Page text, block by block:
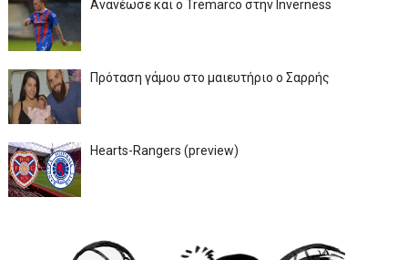
Ανανέωσε και ο Tremarco στην Inverness
Πρόταση γάμου στο μαιευτήριο ο Σαρρής
Hearts-Rangers (preview)